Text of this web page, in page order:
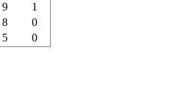
9
1
8
0
5 0